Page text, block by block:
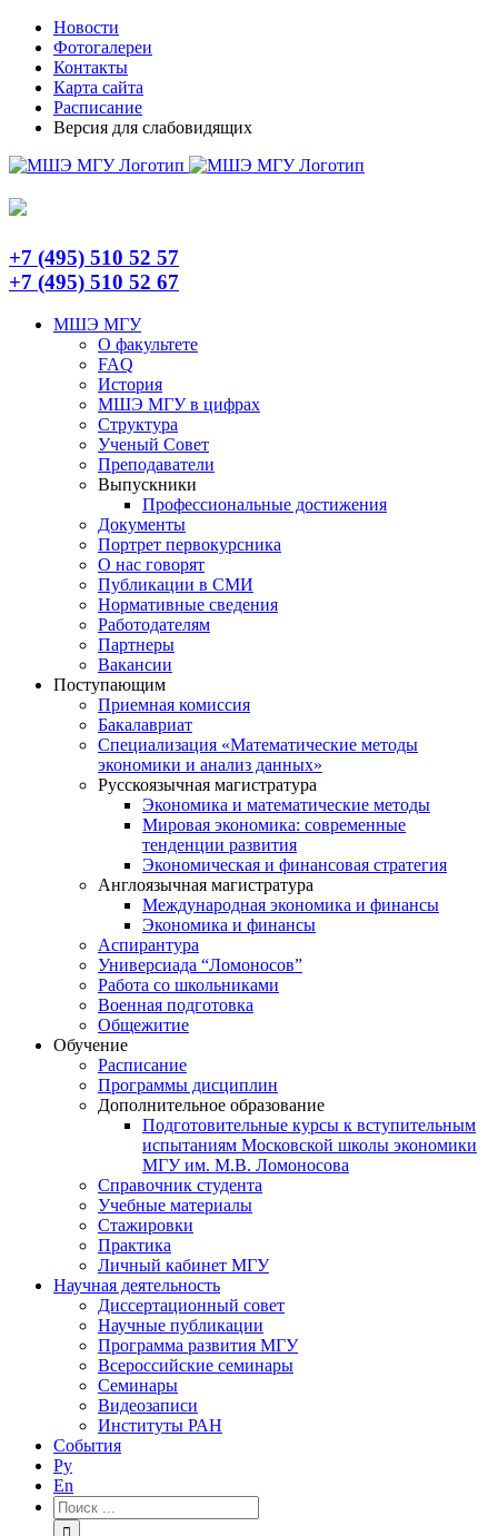
Skip
content
TelegramНовости
Фотогалереи
Контакты
Карта сайта
Расписание
Версия для слабовидящих
+7 (495) 510 52 57
+7 (495) 510 52 67
МШЭ МГУ
О факультете
FAQ
История
МШЭ МГУ в цифрах
Структура
Ученый Совет
Преподаватели
Выпускники
Профессиональные достижения
Документы
Портрет первокурсника
О нас говорят
Публикации в СМИ
Нормативные сведения
Работодателям
Партнеры
Вакансии
Поступающим
Приемная комиссия
Бакалавриат
Специализация «Математические методы
экономики и анализ данных»
Русскоязычная магистратура
Экономика и математические методы
Мировая экономика: современные
тенденции развития
Экономическая и финансовая стратегия
Англоязычная магистратура
Международная экономика и финансы
Экономика и финансы
Аспирантура
Универсиада “Ломоносов”
Работа со школьниками
Военная подготовка
Общежитие
Обучение
Расписание
Программы дисциплин
Дополнительное образование
Подготовительные курсы к вступительным
испытаниям Московской школы экономики
МГУ им. М.В. Ломоносова
Справочник студента
Учебные материалы
Стажировки
Практика
Личный кабинет МГУ
Научная деятельность
Диссертационный совет
Научные публикации
Программа развития МГУ
Всероссийские семинары
Семинары
Видеозаписи
Институты РАН
События
Ру
En
Результат
поиска: